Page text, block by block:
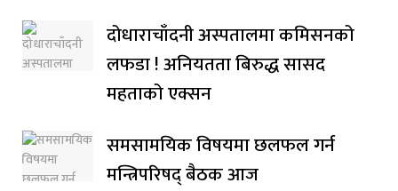
दोधाराचाँदनी अस्पतालमा कमिसनको
लफडा ! अनियतता बिरुद्ध सासद
महताको एक्सन
समसामयिक विषयमा छलफल गर्न
मन्त्रिपरिषद् बैठक आज